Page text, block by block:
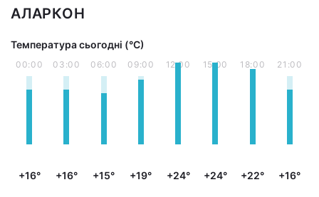
АЛАРКОН
Температура сьогодні (°С)
00:00
+16°
03:00
+16°
06:00
+15°
09:00
+19°
12:00
+24°
15:00
+24°
18:00
+22°
21:00
+16°